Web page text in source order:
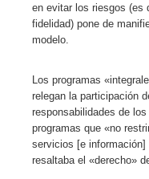
en evitar los riesgos (es
fidelidad) pone de
modelo.
Los programas
relegan la participación
responsabilidades de
programas que «no
servicios [e
resaltaba el «derecho»